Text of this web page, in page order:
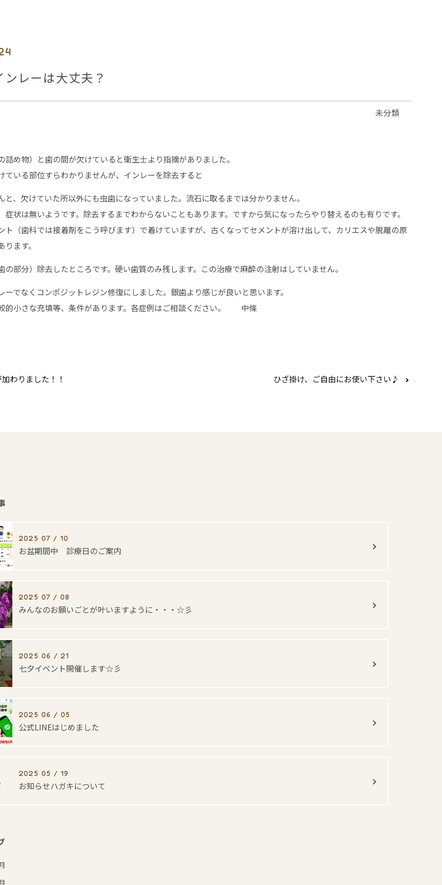
レーは大丈夫？
未分類
詰め物）と歯の間が欠けていると衛生士より指摘がありました。
ている部位すらわかりませんが、インレーを除去すると
と、欠けていた所以外にも虫歯になっていました。流石に取るまでは分かりません。
症状は無いようです。除去するまでわからないこともあります。ですから気になったらやり替えるのも有りです。
ト（歯科では接着剤をこう呼びます）で着けていますが、古くなってセメントが溶け出して、カリエスや脱離の原
ます。
の部分）除去したところです。硬い歯質のみ残します。この治療で麻酔の注射はしていません。
ーでなくコンポジットレジン修復にしました。銀歯より感じが良いと思います。
的小さな充填等、条件があります。各症例はご相談ください。 中條
わりました！！ ひざ掛け、ご自由にお使い下さい♪
2025 07 / 10
お盆期間中 診療日のご案内
2025 07 / 08
みんなのお願いごとが叶いますように・・・☆彡
2025 06 / 21
七夕イベント開催します☆彡
2025 06 / 05
公式LINEはじめました
2025 05 / 19
お知らせハガキについて